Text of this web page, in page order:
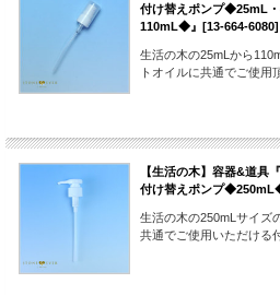
付け替えポンプ◆25mL
110mL◆』[13-664-6080]
生活の木の25mLから
トオイルに共通でご使用
【生活の木】容器&道具
付け替えポンプ
生活の木の250mLサイズ
共通でご使用いただける